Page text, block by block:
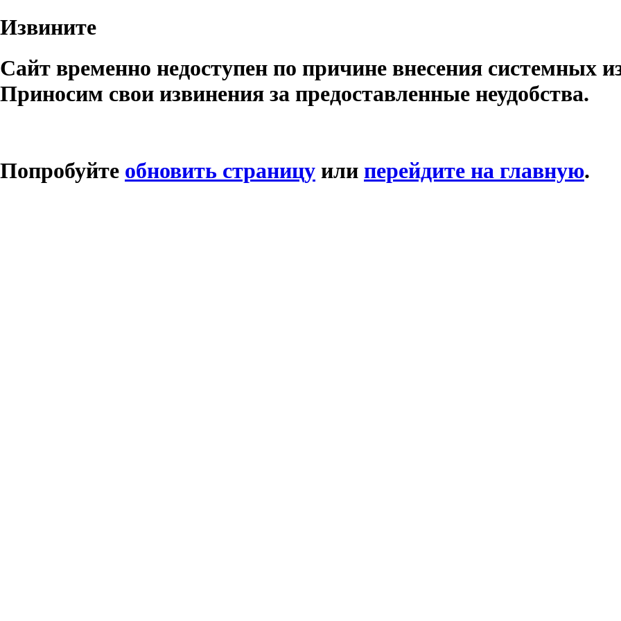
Извините
Сайт временно недоступен по причине внесения системных
Приносим свои извинения за предоставленные неудобства.
Попробуйте обновить страницу или перейдите на главную.